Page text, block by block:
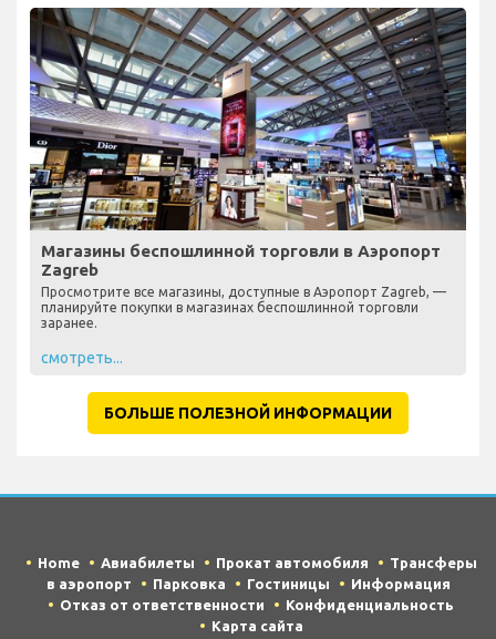
Магазины беспошлинной торговли в Аэропорт
Zagreb
Просмотрите все магазины, доступные в Аэропорт Zagreb, —
планируйте покупки в магазинах беспошлинной торговли
заранее.
смотреть...
БОЛЬШЕ ПОЛЕЗНОЙ ИНФОРМАЦИИ
Home Авиабилеты Прокат автомобиля
Трансферы
в аэропорт
Парковка Гостиницы
Информация
Отказ от ответственности
Конфиденциальность
Карта сайта